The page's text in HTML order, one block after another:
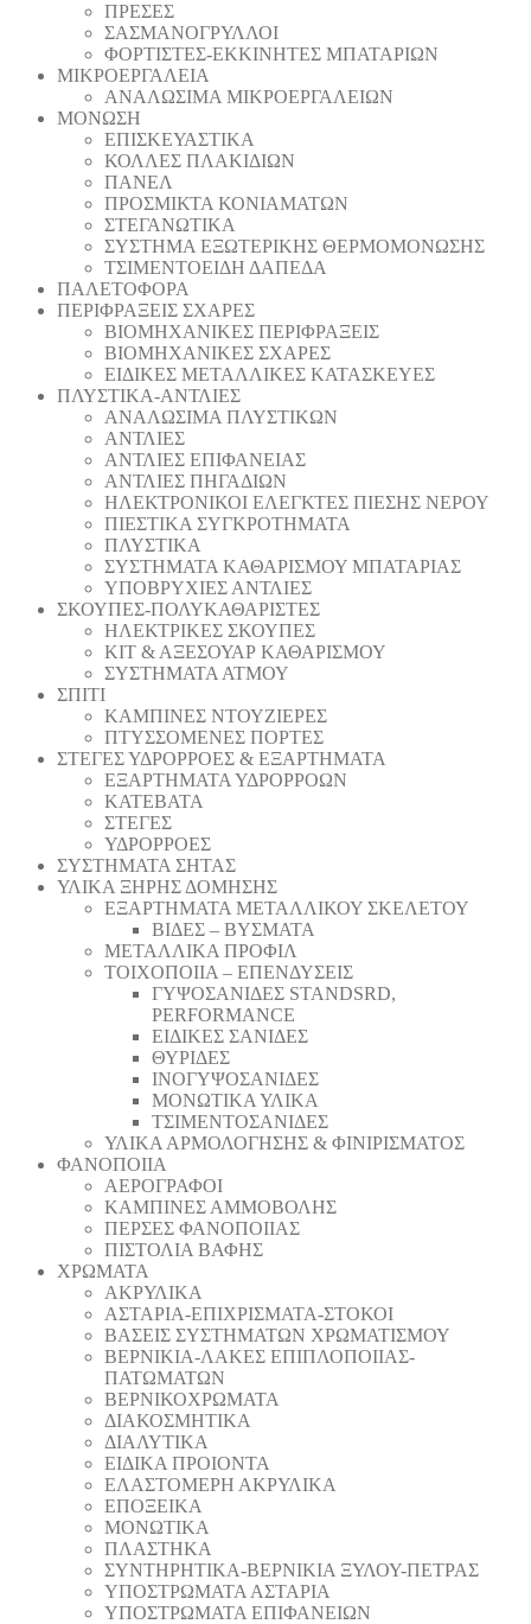
ΠΡΕΣΕΣ
ΣΑΣΜΑΝΟΓΡΥΛΛΟΙ
ΦΟΡΤΙΣΤΕΣ-ΕΚΚΙΝΗΤΕΣ ΜΠΑΤΑΡΙΩΝ
ΜΙΚΡΟΕΡΓΑΛΕΙΑ
ΑΝΑΛΩΣΙΜΑ ΜΙΚΡΟΕΡΓΑΛΕΙΩΝ
ΜΟΝΩΣΗ
ΕΠΙΣΚΕΥΑΣΤΙΚΑ
ΚΟΛΛΕΣ ΠΛΑΚΙΔΙΩΝ
ΠΑΝΕΛ
ΠΡΟΣΜΙΚΤΑ ΚΟΝΙΑΜΑΤΩΝ
ΣΤΕΓΑΝΩΤΙΚΑ
ΣΥΣΤΗΜΑ ΕΞΩΤΕΡΙΚΗΣ ΘΕΡΜΟΜΟΝΩΣΗΣ
ΤΣΙΜΕΝΤΟΕΙΔΗ ΔΑΠΕΔΑ
ΠΑΛΕΤΟΦΟΡΑ
ΠΕΡΙΦΡΑΞΕΙΣ ΣΧΑΡΕΣ
ΒΙΟΜΗΧΑΝΙΚΕΣ ΠΕΡΙΦΡΑΞΕΙΣ
ΒΙΟΜΗΧΑΝΙΚΕΣ ΣΧΑΡΕΣ
ΕΙΔΙΚΕΣ ΜΕΤΑΛΛΙΚΕΣ ΚΑΤΑΣΚΕΥΕΣ
ΠΛΥΣΤΙΚΑ-ΑΝΤΛΙΕΣ
ΑΝΑΛΩΣΙΜΑ ΠΛΥΣΤΙΚΩΝ
ΑΝΤΛΙΕΣ
ΑΝΤΛΙΕΣ ΕΠΙΦΑΝΕΙΑΣ
ΑΝΤΛΙΕΣ ΠΗΓΑΔΙΩΝ
ΗΛΕΚΤΡΟΝΙΚΟΙ ΕΛΕΓΚΤΕΣ ΠΙΕΣΗΣ ΝΕΡΟΥ
ΠΙΕΣΤΙΚΑ ΣΥΓΚΡΟΤΗΜΑΤΑ
ΠΛΥΣΤΙΚΑ
ΣΥΣΤΗΜΑΤΑ ΚΑΘΑΡΙΣΜΟΥ ΜΠΑΤΑΡΙΑΣ
ΥΠΟΒΡΥΧΙΕΣ ΑΝΤΛΙΕΣ
ΣΚΟΥΠΕΣ-ΠΟΛΥΚΑΘΑΡΙΣΤΕΣ
ΗΛΕΚΤΡΙΚΕΣ ΣΚΟΥΠΕΣ
ΚΙΤ & ΑΞΕΣΟΥΑΡ ΚΑΘΑΡΙΣΜΟΥ
ΣΥΣΤΗΜΑΤΑ ΑΤΜΟΥ
ΣΠΙΤΙ
ΚΑΜΠΙΝΕΣ ΝΤΟΥΖΙΕΡΕΣ
ΠΤΥΣΣΟΜΕΝΕΣ ΠΟΡΤΕΣ
ΣΤΕΓΕΣ ΥΔΡΟΡΡΟΕΣ & ΕΞΑΡΤΗΜΑΤΑ
ΕΞΑΡΤΗΜΑΤΑ ΥΔΡΟΡΡΟΩΝ
ΚΑΤΕΒΑΤΑ
ΣΤΕΓΕΣ
ΥΔΡΟΡΡΟΕΣ
ΣΥΣΤΗΜΑΤΑ ΣΗΤΑΣ
ΥΛΙΚΑ ΞΗΡΗΣ ΔΟΜΗΣΗΣ
ΕΞΑΡΤΗΜΑΤΑ ΜΕΤΑΛΛΙΚΟΥ ΣΚΕΛΕΤΟΥ
ΒΙΔΕΣ – ΒΥΣΜΑΤΑ
ΜΕΤΑΛΛΙΚΑ ΠΡΟΦΙΛ
ΤΟΙΧΟΠΟΙΙΑ – ΕΠΕΝΔΥΣΕΙΣ
ΓΥΨΟΣΑΝΙΔΕΣ STANDSRD,
PERFORMANCE
ΕΙΔΙΚΕΣ ΣΑΝΙΔΕΣ
ΘΥΡΙΔΕΣ
ΙΝΟΓΥΨΟΣΑΝΙΔΕΣ
ΜΟΝΩΤΙΚΑ ΥΛΙΚΑ
ΤΣΙΜΕΝΤΟΣΑΝΙΔΕΣ
ΥΛΙΚΑ ΑΡΜΟΛΟΓΗΣΗΣ & ΦΙΝΙΡΙΣΜΑΤΟΣ
ΦΑΝΟΠΟΙΙΑ
ΑΕΡΟΓΡΑΦΟΙ
ΚΑΜΠΙΝΕΣ ΑΜΜΟΒΟΛΗΣ
ΠΕΡΣΕΣ ΦΑΝΟΠΟΙΙΑΣ
ΠΙΣΤΟΛΙΑ ΒΑΦΗΣ
ΧΡΩΜΑΤΑ
ΑΚΡΥΛΙΚΑ
ΑΣΤΑΡΙΑ-ΕΠΙΧΡΙΣΜΑΤΑ-ΣΤΟΚΟΙ
ΒΑΣΕΙΣ ΣΥΣΤΗΜΑΤΩΝ ΧΡΩΜΑΤΙΣΜΟΥ
ΒΕΡΝΙΚΙΑ-ΛΑΚΕΣ ΕΠΙΠΛΟΠΟΙΙΑΣ-
ΠΑΤΩΜΑΤΩΝ
ΒΕΡΝΙΚΟΧΡΩΜΑΤΑ
ΔΙΑΚΟΣΜΗΤΙΚΑ
ΔΙΑΛΥΤΙΚΑ
ΕΙΔΙΚΑ ΠΡΟΙΟΝΤΑ
ΕΛΑΣΤΟΜΕΡΗ ΑΚΡΥΛΙΚΑ
ΕΠΟΞΕΙΚΑ
ΜΟΝΩΤΙΚΑ
ΠΛΑΣΤΗΚΑ
ΣΥΝΤΗΡΗΤΙΚΑ-ΒΕΡΝΙΚΙΑ ΞΥΛΟΥ-ΠΕΤΡΑΣ
ΥΠΟΣΤΡΩΜΑΤΑ ΑΣΤΑΡΙΑ
ΥΠΟΣΤΡΩΜΑΤΑ ΕΠΙΦΑΝΕΙΩΝ